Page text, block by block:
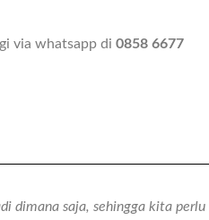
via whatsapp di 0858 6677
dimana saja, sehingga kita perlu